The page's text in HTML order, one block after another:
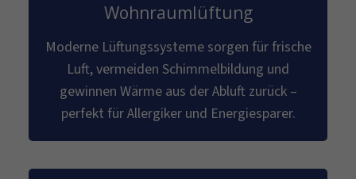
Wohnraumlüftung
Moderne Lüftungssysteme sorgen für frische
Luft, vermeiden Schimmelbildung und
gewinnen Wärme aus der Abluft zurück –
perfekt für Allergiker und Energiesparer.